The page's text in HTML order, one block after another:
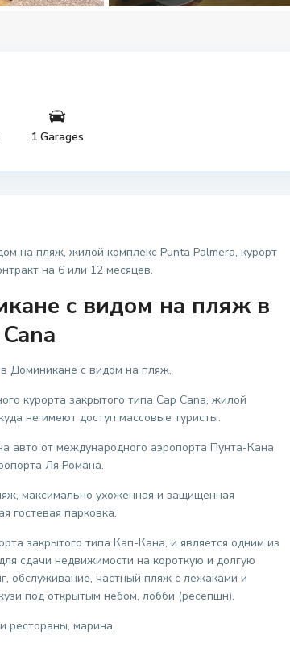
1 Garages
на пляж, жилой комплекс Punta Palmera, курорт
на 6 или 12 месяцев.
с видом на пляж в
Доминикане с видом на пляж.
курорта закрытого типа Cap Cana, жилой
не имеют доступ массовые туристы.
от международного аэропорта Пунта-Кана
Ля Романа.
максимально ухоженная и защищенная
гостевая парковка.
закрытого типа Кап-Кана, и является одним из
сдачи недвижимости на короткую и долгую
обслуживание, частный пляж с лежаками и
под открытым небом, лобби (ресепшн).
рестораны, марина.